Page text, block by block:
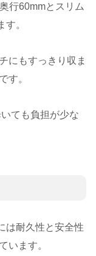
行60mmとスリム
。
にもすっきり収ま
す。
ても負担が少な
は耐久性と安全性
います。